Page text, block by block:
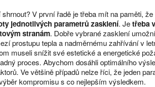
V první řadě je třeba mít na paměti, že
jednotlivých parametrů zasklení. Jetřeba
stranám. Dobře vybrané zasklení
prostupu tepla a nadměrnému zahřívání v
museli snížit své estetické a energetické
proces. Abychom dosáhli optimálního
Ve většině případů nelze říci, že jeden
kompromisu s co nejlepším výsledkem.